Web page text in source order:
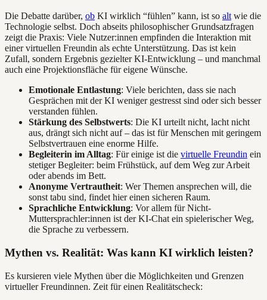
Die Debatte darüber, ob KI wirklich “fühlen” kann, ist so alt wie die
Technologie selbst. Doch abseits philosophischer Grundsatzfragen
zeigt die Praxis: Viele Nutzer:innen empfinden die Interaktion mit
einer virtuellen Freundin als echte Unterstützung. Das ist kein
Zufall, sondern Ergebnis gezielter KI-Entwicklung – und manchmal
auch eine Projektionsfläche für eigene Wünsche.
Emotionale Entlastung: Viele berichten, dass sie nach
Gesprächen mit der KI weniger gestresst sind oder sich besser
verstanden fühlen.
Stärkung des Selbstwerts: Die KI urteilt nicht, lacht nicht
aus, drängt sich nicht auf – das ist für Menschen mit geringem
Selbstvertrauen eine enorme Hilfe.
Begleiterin im Alltag: Für einige ist die virtuelle Freundin ein
stetiger Begleiter: beim Frühstück, auf dem Weg zur Arbeit
oder abends im Bett.
Anonyme Vertrautheit: Wer Themen ansprechen will, die
sonst tabu sind, findet hier einen sicheren Raum.
Sprachliche Entwicklung: Vor allem für Nicht-
Muttersprachler:innen ist der KI-Chat ein spielerischer Weg,
die Sprache zu verbessern.
Mythen vs. Realität: Was kann KI wirklich leisten?
Es kursieren viele Mythen über die Möglichkeiten und Grenzen
virtueller Freundinnen. Zeit für einen Realitätscheck: